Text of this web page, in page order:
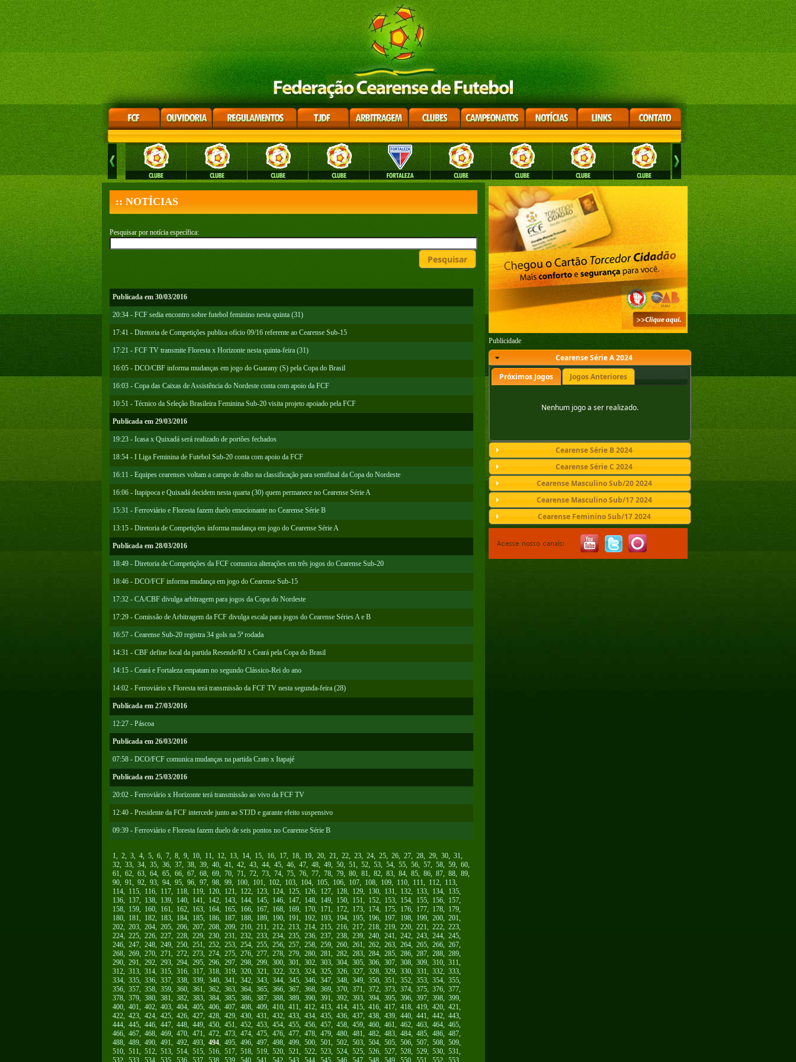
:: NOTÍCIAS
Pesquisar por notícia específica:
Pesquisar
Publicada em 30/03/2016
20:34 - FCF sedia encontro sobre futebol feminino nesta quinta (31)
17:41 - Diretoria de Competições publica ofício 09/16 referente ao Cearense Sub-15
17:21 - FCF TV transmite Floresta x Horizonte nesta quinta-feira (31)
16:05 - DCO/CBF informa mudanças em jogo do Guarany (S) pela Copa do Brasil
16:03 - Copa das Caixas de Assistência do Nordeste conta com apoio da FCF
10:51 - Técnico da Seleção Brasileira Feminina Sub-20 visita projeto apoiado pela FCF
Publicada em 29/03/2016
19:23 - Icasa x Quixadá será realizado de portões fechados
18:54 - I Liga Feminina de Futebol Sub-20 conta com apoio da FCF
16:11 - Equipes cearenses voltam a campo de olho na classificação para semifinal da Copa do Nordeste
16:06 - Itapipoca e Quixadá decidem nesta quarta (30) quem permanece no Cearense Série A
15:31 - Ferroviário e Floresta fazem duelo emocionante no Cearense Série B
13:15 - Diretoria de Competições informa mudança em jogo do Cearense Série A
Publicada em 28/03/2016
18:49 - Diretoria de Competições da FCF comunica alterações em três jogos do Cearense Sub-20
18:46 - DCO/FCF informa mudança em jogo do Cearense Sub-15
17:32 - CA/CBF divulga arbitragem para jogos da Copa do Nordeste
17:29 - Comissão de Arbitragem da FCF divulga escala para jogos do Cearense Séries A e B
16:57 - Cearense Sub-20 registra 34 gols na 5ª rodada
14:31 - CBF define local da partida Resende/RJ x Ceará pela Copa do Brasil
14:15 - Ceará e Fortaleza empatam no segundo Clássico-Rei do ano
14:02 - Ferroviário x Floresta terá transmissão da FCF TV nesta segunda-feira (28)
Publicada em 27/03/2016
12:27 - Páscoa
Publicada em 26/03/2016
07:58 - DCO/FCF comunica mudanças na partida Crato x Itapajé
Publicada em 25/03/2016
20:02 - Ferroviário x Horizonte terá transmissão ao vivo da FCF TV
12:40 - Presidente da FCF intercede junto ao STJD e garante efeito suspensivo
09:39 - Ferroviário e Floresta fazem duelo de seis pontos no Cearense Série B
1, 2, 3, 4, 5, 6, 7, 8, 9, 10, 11, 12, 13, 14, 15, 16, 17, 18, 19, 20, 21, 22, 23, 24, 25, 26, 27, 28, 29, 30, 31,
32, 33, 34, 35, 36, 37, 38, 39, 40, 41, 42, 43, 44, 45, 46, 47, 48, 49, 50, 51, 52, 53, 54, 55, 56, 57, 58, 59, 60,
61, 62, 63, 64, 65, 66, 67, 68, 69, 70, 71, 72, 73, 74, 75, 76, 77, 78, 79, 80, 81, 82, 83, 84, 85, 86, 87, 88, 89,
90, 91, 92, 93, 94, 95, 96, 97, 98, 99, 100, 101, 102, 103, 104, 105, 106, 107, 108, 109, 110, 111, 112, 113,
114, 115, 116, 117, 118, 119, 120, 121, 122, 123, 124, 125, 126, 127, 128, 129, 130, 131, 132, 133, 134, 135,
136, 137, 138, 139, 140, 141, 142, 143, 144, 145, 146, 147, 148, 149, 150, 151, 152, 153, 154, 155, 156, 157,
158, 159, 160, 161, 162, 163, 164, 165, 166, 167, 168, 169, 170, 171, 172, 173, 174, 175, 176, 177, 178, 179,
180, 181, 182, 183, 184, 185, 186, 187, 188, 189, 190, 191, 192, 193, 194, 195, 196, 197, 198, 199, 200, 201,
202, 203, 204, 205, 206, 207, 208, 209, 210, 211, 212, 213, 214, 215, 216, 217, 218, 219, 220, 221, 222, 223,
224, 225, 226, 227, 228, 229, 230, 231, 232, 233, 234, 235, 236, 237, 238, 239, 240, 241, 242, 243, 244, 245,
246, 247, 248, 249, 250, 251, 252, 253, 254, 255, 256, 257, 258, 259, 260, 261, 262, 263, 264, 265, 266, 267,
268, 269, 270, 271, 272, 273, 274, 275, 276, 277, 278, 279, 280, 281, 282, 283, 284, 285, 286, 287, 288, 289,
290, 291, 292, 293, 294, 295, 296, 297, 298, 299, 300, 301, 302, 303, 304, 305, 306, 307, 308, 309, 310, 311,
312, 313, 314, 315, 316, 317, 318, 319, 320, 321, 322, 323, 324, 325, 326, 327, 328, 329, 330, 331, 332, 333,
334, 335, 336, 337, 338, 339, 340, 341, 342, 343, 344, 345, 346, 347, 348, 349, 350, 351, 352, 353, 354, 355,
356, 357, 358, 359, 360, 361, 362, 363, 364, 365, 366, 367, 368, 369, 370, 371, 372, 373, 374, 375, 376, 377,
378, 379, 380, 381, 382, 383, 384, 385, 386, 387, 388, 389, 390, 391, 392, 393, 394, 395, 396, 397, 398, 399,
400, 401, 402, 403, 404, 405, 406, 407, 408, 409, 410, 411, 412, 413, 414, 415, 416, 417, 418, 419, 420, 421,
422, 423, 424, 425, 426, 427, 428, 429, 430, 431, 432, 433, 434, 435, 436, 437, 438, 439, 440, 441, 442, 443,
444, 445, 446, 447, 448, 449, 450, 451, 452, 453, 454, 455, 456, 457, 458, 459, 460, 461, 462, 463, 464, 465,
466, 467, 468, 469, 470, 471, 472, 473, 474, 475, 476, 477, 478, 479, 480, 481, 482, 483, 484, 485, 486, 487,
488, 489, 490, 491, 492, 493, 494, 495, 496, 497, 498, 499, 500, 501, 502, 503, 504, 505, 506, 507, 508, 509,
510, 511, 512, 513, 514, 515, 516, 517, 518, 519, 520, 521, 522, 523, 524, 525, 526, 527, 528, 529, 530, 531,
532, 533, 534, 535, 536, 537, 538, 539, 540, 541 542, 543, 544, 545, 546, 547, 548, 549, 550, 551 552, 553,
Publicidade
Cearense Série A 2024
Próximos Jogos
Jogos Anteriores
Nenhum jogo a ser realizado.
Cearense Série B 2024
Cearense Série C 2024
Cearense Masculino Sub/20 2024
Cearense Masculino Sub/17 2024
Cearense Feminino Sub/17 2024